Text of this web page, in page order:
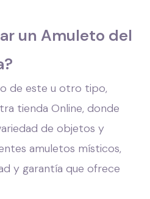
un Amuleto del
de este u otro tipo,
tienda Online, donde
de objetos y
amuletos místicos,
y garantía que ofrece